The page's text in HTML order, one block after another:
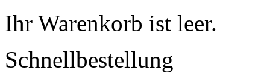
Ihr Warenkorb ist leer.
Schnellbestellung